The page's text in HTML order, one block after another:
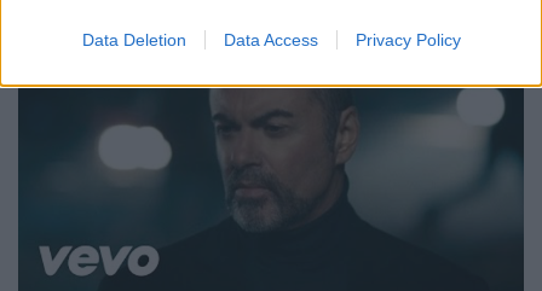
Data Deletion Data Access Privacy Policy